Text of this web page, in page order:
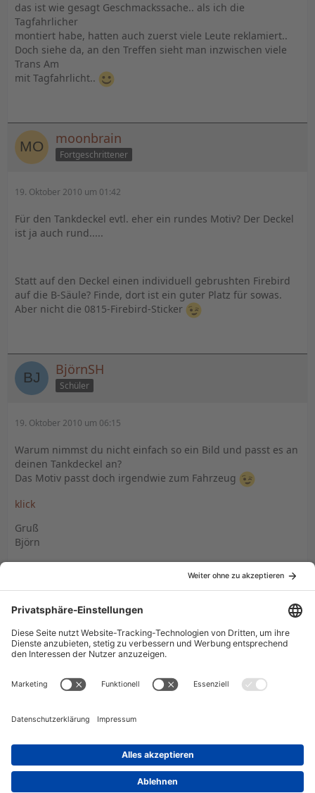
das ist wie gesagt Geschmackssache.. als ich die
Tagfahrlicher
montiert habe, hatten auch zuerst viele Leute reklamiert..
Doch siehe da, an den Treffen sieht man inzwischen viele
Trans Am
mit Tagfahrlicht..
moonbrain
Fortgeschrittener
19. Oktober 2010 um 01:42
Für den Tankdeckel evtl. eher ein rundes Motiv? Der Deckel
ist ja auch rund.....
Statt auf den Deckel einen individuell gebrushten Firebird
auf die B-Säule? Finde, dort ist ein guter Platz für sowas.
Aber nicht die 0815-Firebird-Sticker
BjörnSH
Schüler
19. Oktober 2010 um 06:15
Warum nimmst du nicht einfach so ein Bild und passt es an
deinen Tankdeckel an?
Das Motiv passt doch irgendwie zum Fahrzeug
klick
Gruß
Björn
Profi
12. November 2010 um 18:34
So, es ist so gut wie fertig. Nur noch die US-Fahne wird
[Blockierte Grafik:http://www.knight-